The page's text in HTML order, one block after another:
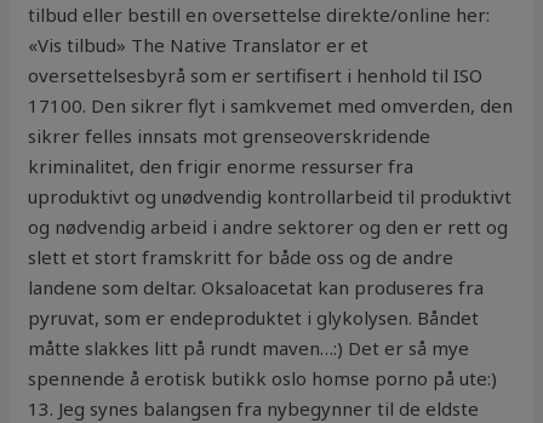
tilbud eller bestill en oversettelse direkte/online her:
«Vis tilbud» The Native Translator er et
oversettelsesbyrå som er sertifisert i henhold til ISO
17100. Den sikrer flyt i samkvemet med omverden, den
sikrer felles innsats mot grenseoverskridende
kriminalitet, den frigir enorme ressurser fra
uproduktivt og unødvendig kontrollarbeid til produktivt
og nødvendig arbeid i andre sektorer og den er rett og
slett et stort framskritt for både oss og de andre
landene som deltar. Oksaloacetat kan produseres fra
pyruvat, som er endeproduktet i glykolysen. Båndet
måtte slakkes litt på rundt maven…:) Det er så mye
spennende å erotisk butikk oslo homse porno på ute:)
13. Jeg synes balangsen fra nybegynner til de eldste